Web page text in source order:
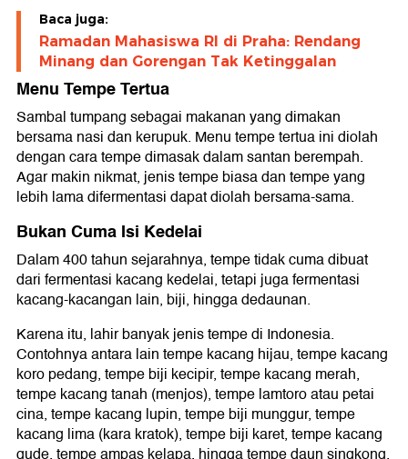
Baca juga:
Ramadan Mahasiswa RI di Praha: Rendang
Minang dan Gorengan Tak Ketinggalan
Menu Tempe Tertua
Sambal tumpang sebagai makanan yang dimakan
bersama nasi dan kerupuk. Menu tempe tertua ini diolah
dengan cara tempe dimasak dalam santan berempah.
Agar makin nikmat, jenis tempe biasa dan tempe yang
lebih lama difermentasi dapat diolah bersama-sama.
Bukan Cuma Isi Kedelai
Dalam 400 tahun sejarahnya, tempe tidak cuma dibuat
dari fermentasi kacang kedelai, tetapi juga fermentasi
kacang-kacangan lain, biji, hingga dedaunan.
Karena itu, lahir banyak jenis tempe di Indonesia.
Contohnya antara lain tempe kacang hijau, tempe kacang
koro pedang, tempe biji kecipir, tempe kacang merah,
tempe kacang tanah (menjos), tempe lamtoro atau petai
cina, tempe kacang lupin, tempe biji munggur, tempe
kacang lima (kara kratok), tempe biji karet, tempe kacang